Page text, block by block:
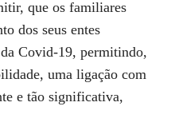
que os familiares
dos seus entes
Covid-19, permitindo,
uma ligação com
e tão significativa,